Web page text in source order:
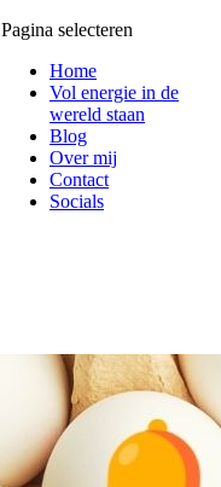
Pagina selecteren
Home
Vol energie in de
wereld staan
Blog
Over mij
Contact
Socials